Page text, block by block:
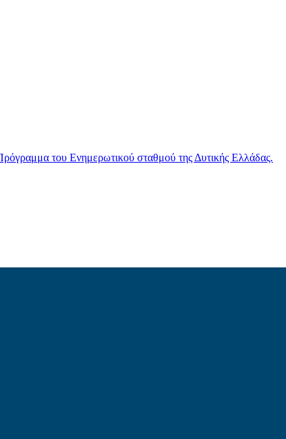
του Ενημερωτικού σταθμού της Δυτικής Ελλάδας.